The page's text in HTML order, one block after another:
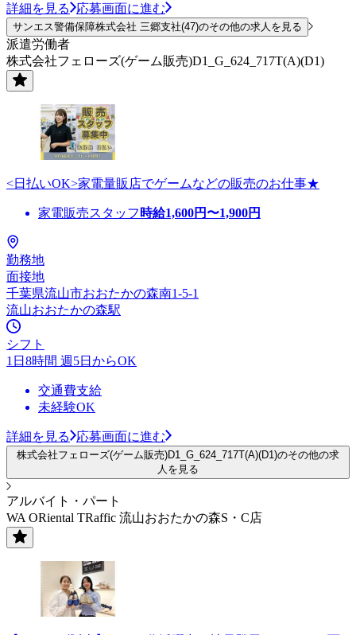
詳細を見る 応募画面に進む
サンエス警備保障株式会社 三郷支社(47)のその他の求人を見る
派遣労働者
株式会社フェローズ(ゲーム販売)D1_G_624_717T(A)(D1)
<日払いOK>家電量販店でゲームなどの販売のお仕事★
家電販売スタッフ 時給1,600円〜1,900円
勤務地
面接地
千葉県流山市おおたかの森南1-5-1
流山おおたかの森駅
シフト
1日8時間 週5日からOK
交通費支給
未経験OK
詳細を見る 応募画面に進む
株式会社フェローズ(ゲーム販売)D1_G_624_717T(A)(D1)のその他の求
人を見る
アルバイト・パート
WA ORiental TRaffic 流山おおたかの森S・C店